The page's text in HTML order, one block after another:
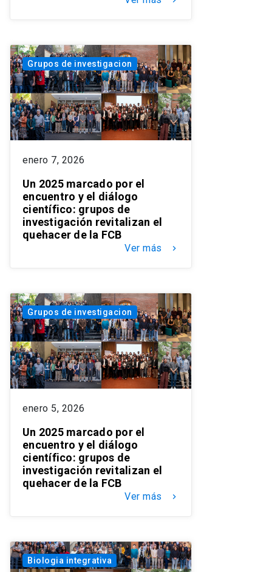
Grupos de investigacion
enero 7, 2026
Un 2025 marcado por el
encuentro y el diálogo
científico: grupos de
investigación revitalizan el
quehacer de la FCB
Ver más keyboard_arrow_right
Grupos de investigacion
enero 5, 2026
Un 2025 marcado por el
encuentro y el diálogo
científico: grupos de
investigación revitalizan el
quehacer de la FCB
Ver más keyboard_arrow_right
Biologia integrativa